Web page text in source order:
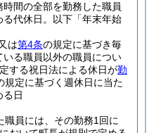
間の全部を勤務した職員
代休日。以下「年末年始
又は第4条の規定に基づき毎
る職員以外の職員につい
する祝日法による休日が勤
規定に基づく週休日に当た
る日
職員には、その勤務1回に